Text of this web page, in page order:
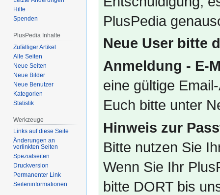
PlusPedia
Neue User bitte
Anmeldung - E-
eine gültige
Euch bitte unter
Hinweis zur
Bitte nutzen Sie
Wenn Sie Ihr
bitte DORT bis
Hilfe
Spenden
PlusPedia Inhalte
Zufälliger Artikel
Alle Seiten
Neue Seiten
Neue Bilder
Neue Benutzer
Kategorien
Statistik
Werkzeuge
Links auf diese Seite
Änderungen an
verlinkten Seiten
Spezialseiten
Druckversion
Permanenter Link
Seiten­­informationen